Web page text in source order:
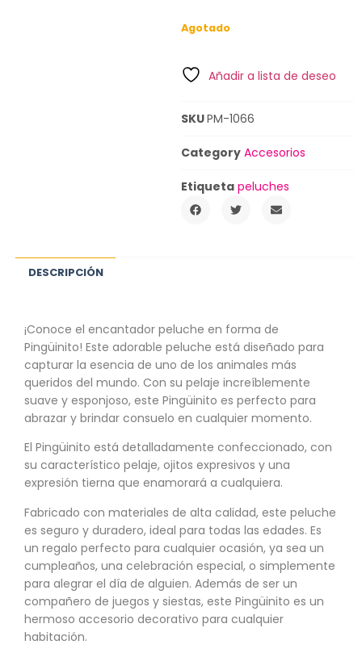
Agotado
Añadir a lista de deseo
SKUPM-1066
Category Accesorios
Etiqueta peluches
DESCRIPCIÓN
¡Conoce el encantador peluche en forma de
Pingüinito! Este adorable peluche está diseñado para
capturar la esencia de uno de los animales más
queridos del mundo. Con su pelaje increíblemente
suave y esponjoso, este Pingüinito es perfecto para
abrazar y brindar consuelo en cualquier momento.
El Pingüinito está detalladamente confeccionado, con
su característico pelaje, ojitos expresivos y una
expresión tierna que enamorará a cualquiera.
Fabricado con materiales de alta calidad, este peluche
es seguro y duradero, ideal para todas las edades. Es
un regalo perfecto para cualquier ocasión, ya sea un
cumpleaños, una celebración especial, o simplemente
para alegrar el día de alguien. Además de ser un
compañero de juegos y siestas, este Pingüinito es un
hermoso accesorio decorativo para cualquier
habitación.